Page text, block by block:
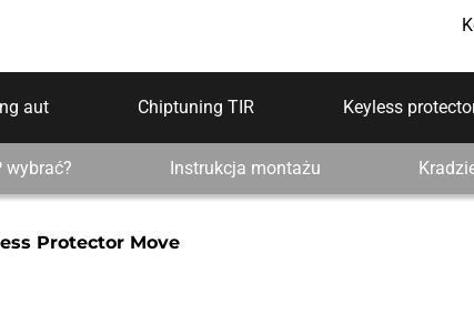
aut Chiptuning TIR Keyless
wybrać? Instrukcja montażu
Protector Move